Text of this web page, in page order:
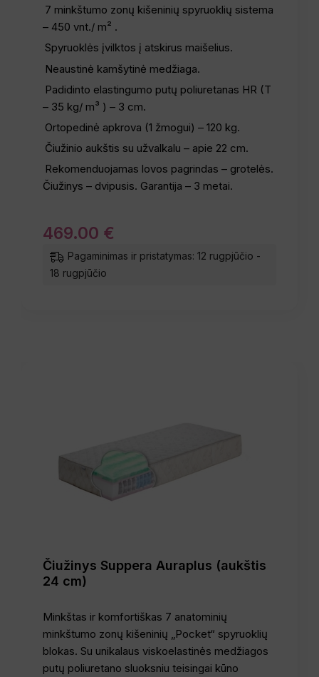
7 minkštumo zonų kišeninių spyruoklių sistema
– 450 vnt./ m² .
Spyruoklės įvilktos į atskirus maišelius.
Neaustinė kamšytinė medžiaga.
Padidinto elastingumo putų poliuretanas HR (T
– 35 kg/ m³ ) – 3 cm.
Ortopedinė apkrova (1 žmogui) – 120 kg.
Čiužinio aukštis su užvalkalu – apie 22 cm.
Rekomenduojamas lovos pagrindas – grotelės.
Čiužinys – dvipusis. Garantija – 3 metai.
469.00 €
Pagaminimas ir pristatymas: 12 rugpjūčio -
18 rugpjūčio
Čiužinys Suppera Auraplus (aukštis
24 cm)
Minkštas ir komfortiškas 7 anatominių
minkštumo zonų kišeninių „Pocket“ spyruoklių
blokas. Su unikalaus viskoelastinės medžiagos
putų poliuretano sluoksniu teisingai kūno